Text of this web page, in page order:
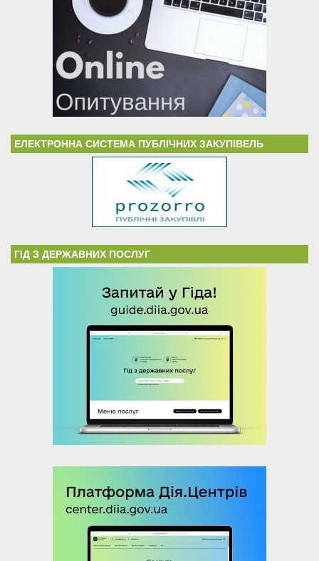
ЕЛЕКТРОННА СИСТЕМА ПУБЛІЧНИХ ЗАКУПІВЕЛЬ
ГІД З ДЕРЖАВНИХ ПОСЛУГ